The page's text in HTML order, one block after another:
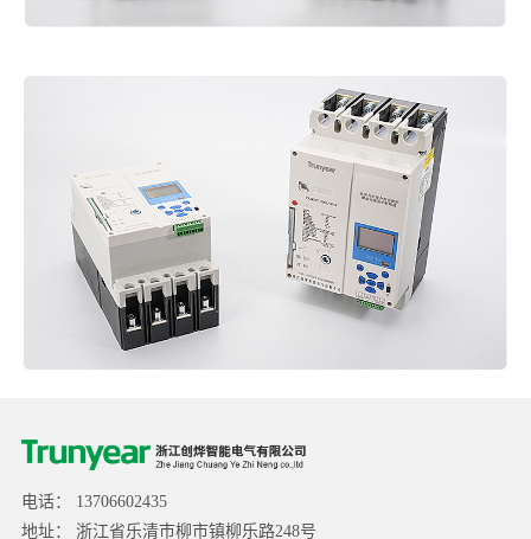
电话： 13706602435
地址： 浙江省乐清市柳市镇柳乐路248号